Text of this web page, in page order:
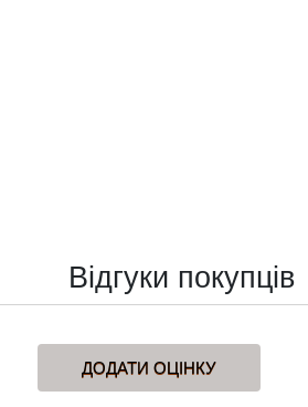
Відгуки покупців